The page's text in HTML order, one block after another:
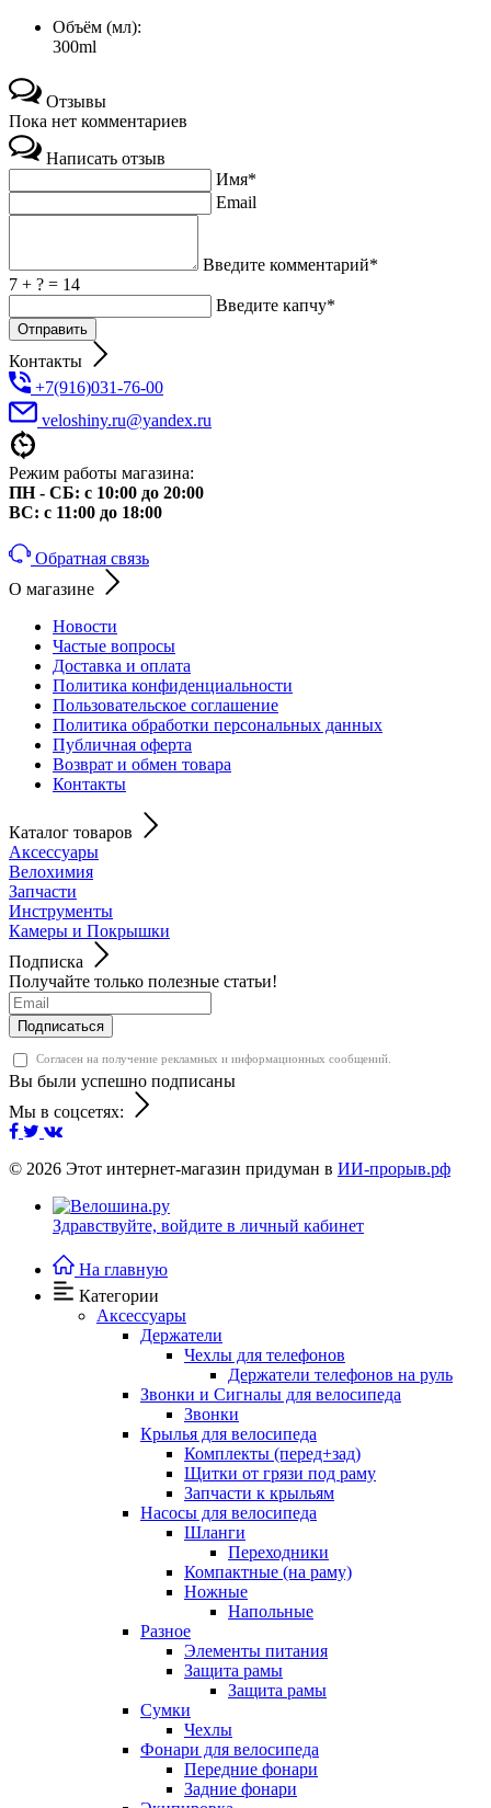
Объём (мл):
300ml
Отзывы
Пока нет комментариев
Написать отзыв
Имя*
Email
Введите комментарий*
7 + ? = 14
Введите капчу*
Контакты
+7(916)031-76-00
veloshiny.ru@yandex.ru
Режим работы магазина:
ПН - СБ: с 10:00 до 20:00
ВС: с 11:00 до 18:00
Обратная связь
О магазине
Новости
Частые вопросы
Доставка и оплата
Политика конфиденциальности
Пользовательское соглашение
Политика обработки персональных данных
Публичная оферта
Возврат и обмен товара
Контакты
Каталог товаров
Аксессуары
Велохимия
Запчасти
Инструменты
Камеры и Покрышки
Подписка
Получайте только полезные статьи!
Подписаться
Согласен на получение рекламных и информационных сообщений.
Вы были успешно подписаны
Мы в соцсетях:
© 2026 Этот интернет-магазин придуман в ИИ-прорыв.рф
Здравствуйте, войдите в личный кабинет
На главную
Категории
Аксессуары
Держатели
Чехлы для телефонов
Держатели телефонов на руль
Звонки и Сигналы для велосипеда
Звонки
Крылья для велосипеда
Комплекты (перед+зад)
Щитки от грязи под раму
Запчасти к крыльям
Насосы для велосипеда
Шланги
Переходники
Компактные (на раму)
Ножные
Напольные
Разное
Элементы питания
Защита рамы
Защита рамы
Сумки
Чехлы
Фонари для велосипеда
Передние фонари
Задние фонари